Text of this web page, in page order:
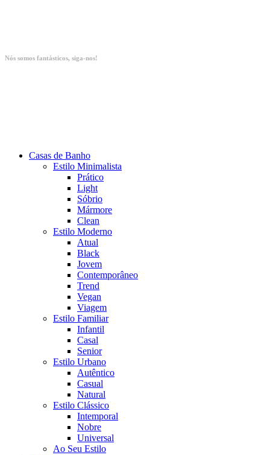
Nós somos fantásticos, siga-nos!
Casas de Banho
Estilo Minimalista
Prático
Light
Sóbrio
Mármore
Clean
Estilo Moderno
Atual
Black
Jovem
Contemporâneo
Trend
Vegan
Viagem
Estilo Familiar
Infantil
Casal
Senior
Estilo Urbano
Autêntico
Casual
Natural
Estilo Clássico
Intemporal
Nobre
Universal
Ao Seu Estilo